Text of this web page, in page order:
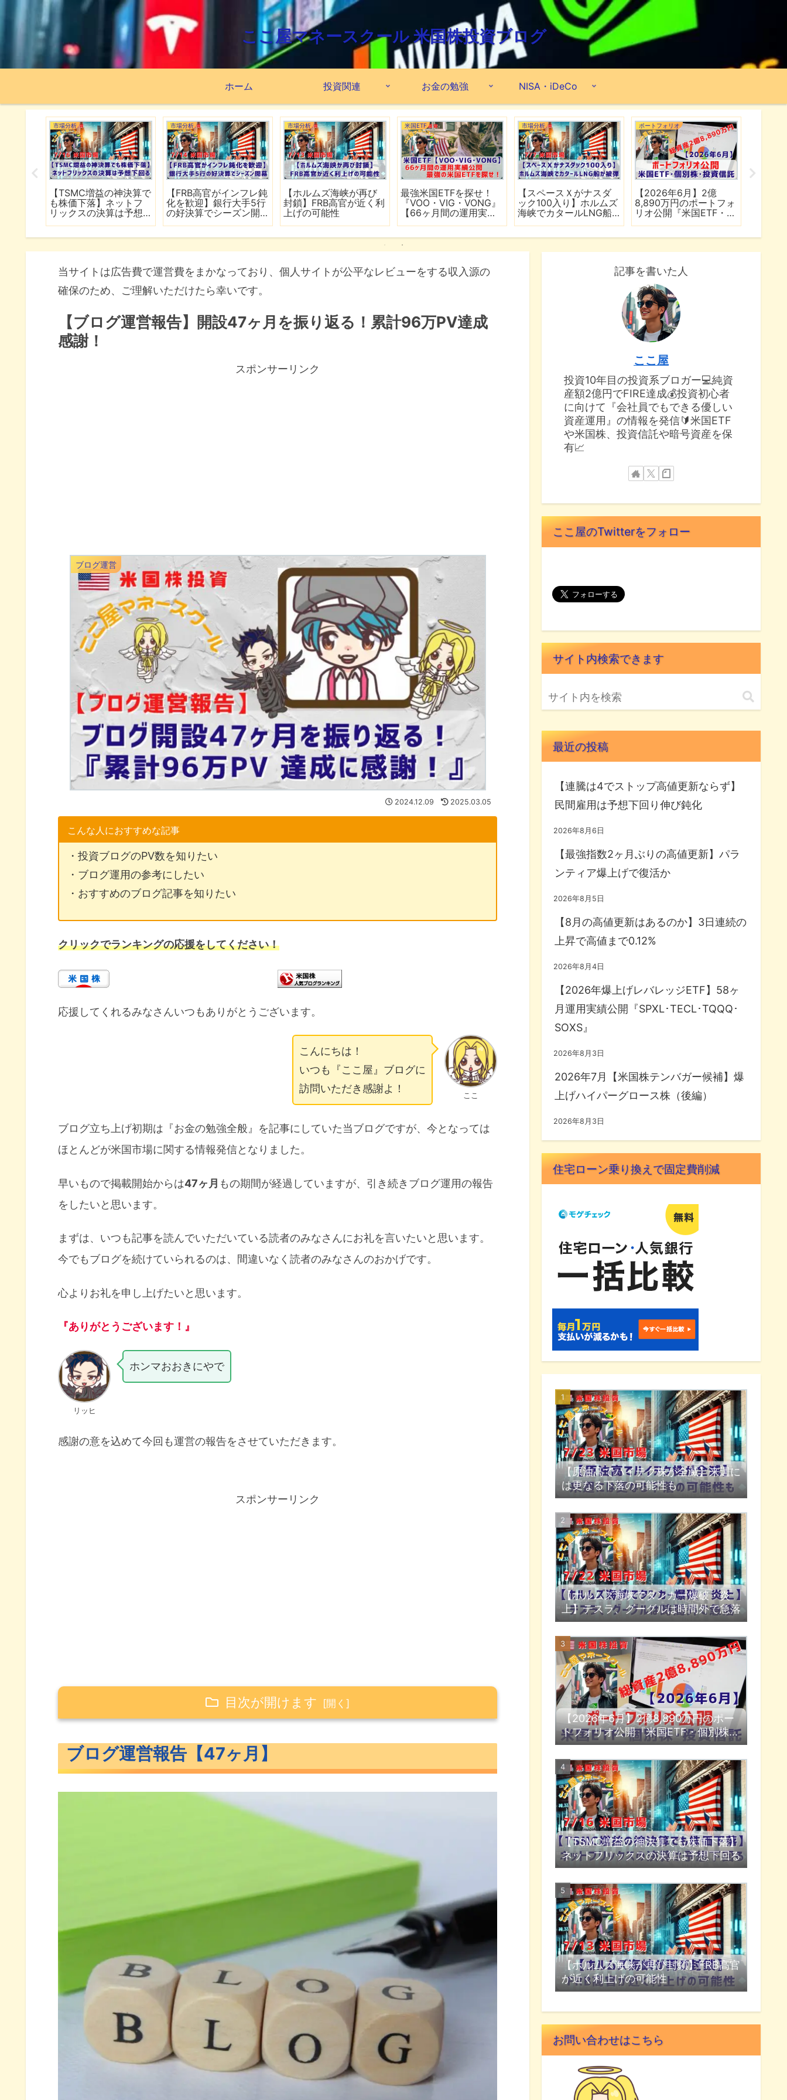
ここ屋マネースクール 米国株投資ブログ
ホーム 投資関連 お金の勉強 NISA・iDeCo
市場分析
【TSMC増益の神決算で
も株価下落】ネットフ
リックスの決算は予想
市場分析
【FRB高官がインフレ鈍
化を歓迎】銀行大手5行
の好決算でシーズン開
市場分析
【ホルムズ海峡が再び
封鎖】FRB高官が近く利
上げの可能性
米国ETF
最強米国ETFを探せ！
『VOO・VIG・VONG』
【66ヶ月間の運用実績
市場分析
【スペースＸがナスダ
ック100入り】ホルムズ
海峡でカタールLNG船
ポートフォリオ
【2026年6月】2億
8,890万円のポートフォ
リオ公開『米国ETF・個
当サイトは広告費で運営費をまかなっており、個人サイトが公平なレビューをする収入源の
確保のため、ご理解いただけたら幸いです。
【ブログ運営報告】開設47ヶ月を振り返る！累計96万PV達成
感謝！
スポンサーリンク
ブログ運営
2024.12.09 2025.03.05
こんな人におすすめな記事
・投資ブログのPV数を知りたい
・ブログ運用の参考にしたい
・おすすめのブログ記事を知りたい
クリックでランキングの応援をしてください！
応援してくれるみなさんいつもありがとうございます。
ここ
こんにちは！
いつも『ここ屋』ブログに
訪問いただき感謝よ！
ブログ立ち上げ初期は『お金の勉強全般』を記事にしていた当ブログですが、今となっては
ほとんどが米国市場に関する情報発信となりました。
早いもので掲載開始からは47ヶ月 もの期間が経過していますが、引き続きブログ運用の報告
をしたいと思います。
まずは、いつも記事を読んでいただいている読者のみなさんにお礼を言いたいと思います。
今でもブログを続けていられるのは、間違いなく読者のみなさんのおかげです。
心よりお礼を申し上げたいと思います。
『ありがとうございます！』
リッヒ
ホンマおおきにやで
感謝の意を込めて今回も運営の報告をさせていただきます。
スポンサーリンク
目次が開けます
PV数
アフィリエイト実績
人気記事などの紹介
人気記事の紹介
電子書籍を出版しました
ブログ運営報告まとめ
ブログ運営報告【47ヶ月】
記事を書いた人
ここ屋
投資10年目の投資系ブロガー💻純資
産額2億円でFIRE達成💰投資初心者
に向けて『会社員でもできる優しい
資産運用』の情報を発信🔰米国ETF
や米国株、投資信託や暗号資産を保
有📈
ここ屋のTwitterをフォロー
サイト内検索できます
最近の投稿
【連騰は4でストップ高値更新ならず】
民間雇用は予想下回り伸び鈍化
2026年8月6日
【最強指数2ヶ月ぶりの高値更新】パラ
ンティア爆上げで復活か
2026年8月5日
【8月の高値更新はあるのか】3日連続の
上昇で高値まで0.12%
2026年8月4日
【2026年爆上げレバレッジETF】58ヶ
月運用実績公開『SPXL･TECL･TQQQ･
SOXS』
2026年8月3日
2026年7月【米国株テンバガー候補】爆
上げハイパーグロース株（後編）
2026年8月3日
住宅ローン乗り換えで固定費削減
【原油高でハイテク株が全滅】来週に
は更なる下落の可能性も
【ホルムズ海峡でタンカー爆破・炎
上】テスラ、グーグルは時間外で急落
【2026年6月】2億8,890万円のポー
トフォリオ公開『米国ETF・個別株・
投資信託』
【TSMC増益の神決算でも株価下落】
ネットフリックスの決算は予想下回る
【ホルムズ海峡が再び封鎖】FRB高官
が近く利上げの可能性
お問い合わせはこちら